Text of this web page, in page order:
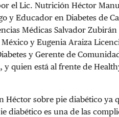
el Lic. Nutrición Héctor
y Educador en Diabetes de
Médicas Salvador Zubirán
y Eugenia Araiza
y Gerente de
y quien está al frente de
Héctor sobre pie diabético ya
diabético es una de las